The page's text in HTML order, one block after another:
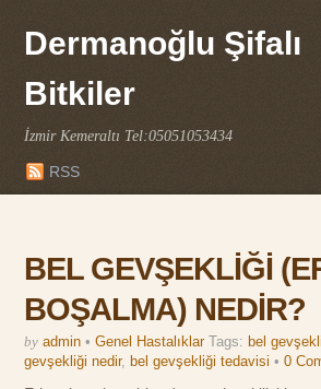
Dermanoğlu Şifalı
Bitkiler
İzmir Kemeraltı Tel:05051053434
RSS
BEL GEVŞEKLİĞİ
BOŞALMA) NEDİR?
by admin • Genel Hastalıklar Tags: bel
gevşekliği nedir, bel gevşekliği tedavisi •0